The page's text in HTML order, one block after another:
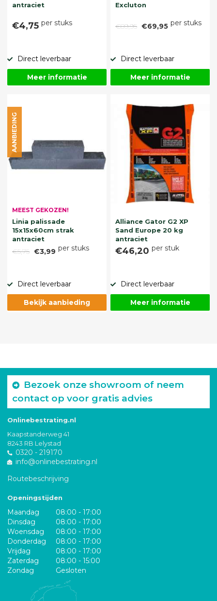
antraciet
€4,75 per stuks
Direct leverbaar
Meer informatie
Excluton
€89,95 €69,95 per stuks
Direct leverbaar
Meer informatie
MEEST GEKOZEN!
Linia palissade
15x15x60cm strak
antraciet
€5,75 €3,99 per stuks
AANBIEDING
Direct leverbaar
Bekijk aanbieding
Alliance Gator G2 XP
Sand Europe 20 kg
antraciet
€46,20 per stuk
Direct leverbaar
Meer informatie
Bezoek onze showroom of neem
contact op voor gratis advies
Onlinebestrating.nl
Kaapstanderweg 41
8243 RB Lelystad
0320 - 219170
info@onlinebestrating.nl
Routebeschrijving
Openingstijden
Maandag
08:00 - 17:00
Dinsdag
08:00 - 17:00
Woensdag
08:00 - 17:00
Donderdag
08:00 - 17:00
Vrijdag
08:00 - 17:00
Zaterdag
08:00 - 15:00
Zondag
Gesloten